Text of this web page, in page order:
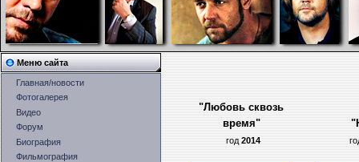
Меню сайта
Главная/новости
Фотогалерея
Видео
Форум
Биография
Фильмография
"Любовь сквозь
время"
год2014